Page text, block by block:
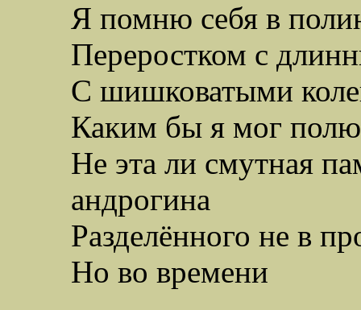
Я помню себя в
Переростком с
С шишковатыми
Каким бы я мог
Не эта ли смутная
андрогина
Разделённого не в
Но во времени